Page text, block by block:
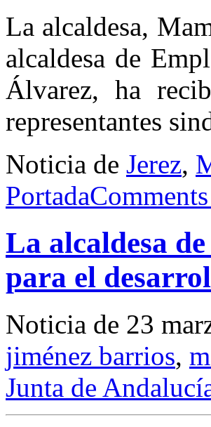
La alcaldesa,
alcaldesa de
Álvarez, ha
representantes
Noticia de Jerez,
Portada
La alcaldesa
para el
Noticia de 23
jiménez barrios,
Junta de